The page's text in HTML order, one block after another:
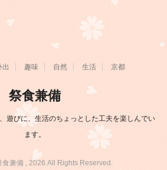
出 趣味 自然 生活 京都
祭食兼備
遊びに、生活のちょっとした工夫を楽しんでい
ます。
兼備 , 2026 All Rights Reserved.